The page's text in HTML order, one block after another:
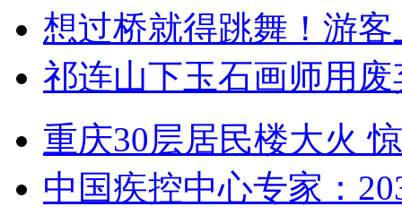
想过桥就得跳舞！游客
祁连山下玉石画师用
重庆30层居民楼大火
中国疾控中心专家：